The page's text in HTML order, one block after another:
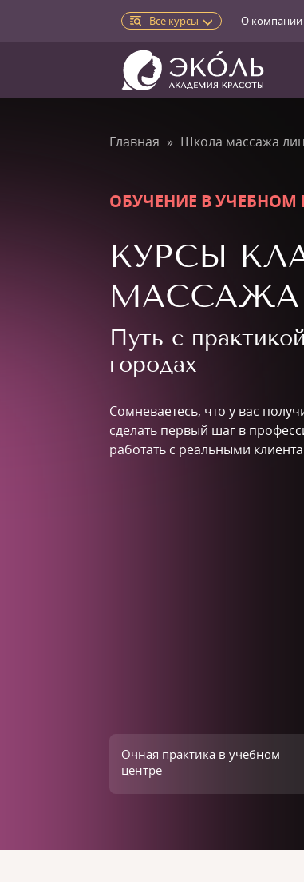
Все курсы О компании
Главная Школа массажа
ОБУЧЕНИЕ В УЧЕБНОМ
КУРСЫ
МАССАЖА
Путь с
городах
Сомневаетесь, что у вас
сделать первый шаг в
работать с реальными
Очная практика в учебном
центре